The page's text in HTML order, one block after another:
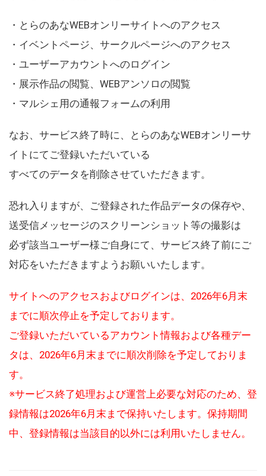
・とらのあなWEBオンリーサイトへのアクセス
・イベントページ、サークルページへのアクセス
・ユーザーアカウントへのログイン
・展示作品の閲覧、WEBアンソロの閲覧
・マルシェ用の通報フォームの利用
なお、サービス終了時に、とらのあなWEBオンリーサ
イトにてご登録いただいている
すべてのデータを削除させていただきます。
恐れ入りますが、ご登録された作品データの保存や、
送受信メッセージのスクリーンショット等の撮影は
必ず該当ユーザー様ご自身にて、サービス終了前にご
対応をいただきますようお願いいたします。
サイトへのアクセスおよびログインは、2026年6月末
までに順次停止を予定しております。
ご登録いただいているアカウント情報および各種デー
タは、2026年6月末までに順次削除を予定しておりま
す。
※サービス終了処理および運営上必要な対応のため、登
録情報は2026年6月末まで保持いたします。保持期間
中、登録情報は当該目的以外には利用いたしません。